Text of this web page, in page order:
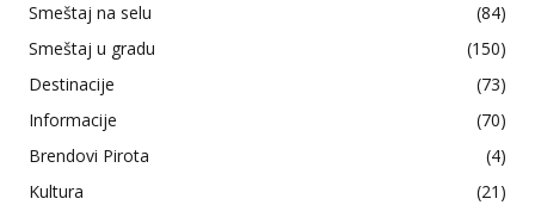
Smeštaj na selu
(84)
Smeštaj u gradu
(150)
Destinacije
(73)
Informacije
(70)
Brendovi Pirota
(4)
Kultura
(21)